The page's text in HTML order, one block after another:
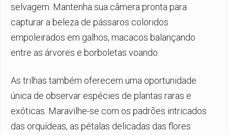
selvagem. Mantenha sua câmera pronta para
capturar a beleza de pássaros coloridos
empoleirados em galhos, macacos balançando
entre as árvores e borboletas voando.
As trilhas também oferecem uma oportunidade
única de observar espécies de plantas raras e
exóticas. Maravilhe-se com os padrões intricados
das orquídeas, as pétalas delicadas das flores